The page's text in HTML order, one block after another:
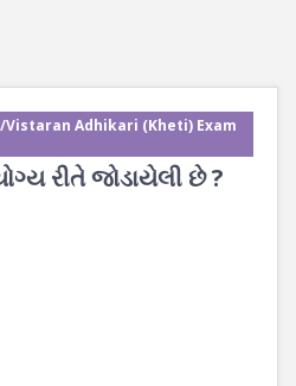
Vistaran Adhikari (Kheti) Exam
રીતે જોડાયેલી છે ?